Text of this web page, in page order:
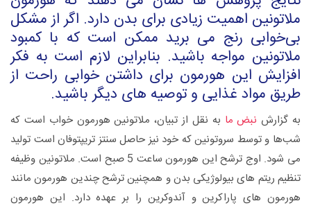
ملاتونین اهمیت زیادی برای بدن دارد. اگر از مشکل
بی‌خوابی رنج می برید ممکن است که با کمبود
ملاتونین مواجه باشید. بنابراین لازم است به فکر
افزایش این هورمون برای داشتن خوابی راحت از
طریق مواد غذایی و توصیه های دیگر باشید.
به گزارش نبض ما به نقل از تبیان، ملاتونین هورمون خواب است که
شب‌ها و توسط سروتونین که خود نیز حاصل سنتز تریپتوفان است تولید
می شود. اوج ترشح این هورمون ساعت 5 صبح است. ملاتونین وظیفه
تنظیم ریتم های بیولوژیکی بدن و همچنین ترشح چندین هورمون مانند
هورمون های پاراکرین و آندوکرین را بر عهده دارد. این هورمون